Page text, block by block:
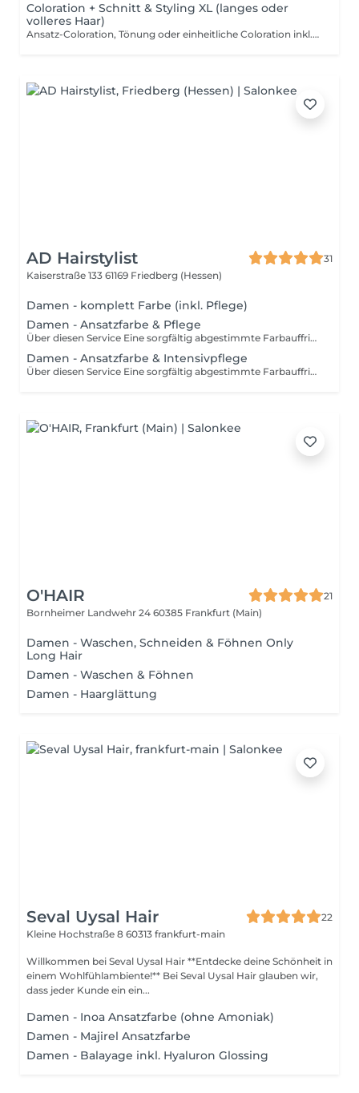
Coloration + Schnitt & Styling XL (langes oder
volleres Haar)
Ansatz-Coloration, Tönung oder einheitliche Coloration inkl. Schnitt und Föhnen – geeignet für längeres oder volleres Haar. Ideal zur Ansatzbehandlung, Farbauffrischung oder Grauhaarabdeckung. Möchtest du zusätzlich deine Längen und Spitzen auffrischen, empfehlen wir dir, ein Glossing dazuzubuchen, um mehr Glanz und Frische ins Haar zu bringen. Wichtig: Dieses Paket beinhaltet keine Strähnen, Highlights oder Balayage. Solltest du heller werden oder mehr Dimension im Haar wünschen, buche bitte eine entsprechende Strähnen- oder Balayage-Behandlung. Eine gleichmäßige Hellerfärbung ohne Strähnen ist nur in Ausnahmefällen möglich und erfordert eine vorherige Rücksprache mit unserem Team (nur bei unbehandeltem Naturhaar). Der Preis kann je nach Materialverbrauch und individuellem Aufwand variieren (z. B. bei längeren Ansätzen oder höherem Farbbedarf), damit wir dein Ergebnis in gewohnter Qualität umsetzen können. Bitte beachte: Sollte sich vor Ort herausstellen, dass dein Haar besonders lang oder sehr aufwendig ist, wird das entsprechend passende, nächstgrößere Paket (XXL) berechnet.
AD Hairstylist
31
Kaiserstraße 133 61169 Friedberg (Hessen)
Damen - komplett Farbe (inkl. Pflege)
Damen - Ansatzfarbe & Pflege
Über diesen Service Eine sorgfältig abgestimmte Farbauffrischung, die nur den Haaransatz bedeckt. Abgesehen von der Wiederherstellung des vollständigen Looks hilft dir diese Technik, das unangenehme rauswachsen der Farbe zu vermeiden. Stelle deinen Farbton mit einer perfekten Ansatzfarbe wieder her. Gut zu Wissen Nach einer Coloration braucht dein Haar eine passende Pflege. Für langen Erhalt deiner Farbe lohnen sich besonders im Sommer Shampoos oder spezielle Pflegeprodukte mit Sonnenfilter.
Damen - Ansatzfarbe & Intensivpflege
Über diesen Service Eine sorgfältig abgestimmte Farbauffrischung, die nur den Haaransatz bedeckt. Abgesehen von der Wiederherstellung des vollständigen Looks hilft dir diese Technik, das unangenehme rauswachsen der Farbe zu vermeiden. Stelle deinen Farbton mit einer perfekten Ansatzfarbe wieder her. Gut zu Wissen Nach einer Coloration braucht dein Haar eine passende Pflege. Für langen Erhalt deiner Farbe lohnen sich besonders im Sommer Shampoos oder spezielle Pflegeprodukte mit Sonnenfilter.
O'HAIR
21
Bornheimer Landwehr 24 60385 Frankfurt (Main)
Damen - Waschen, Schneiden & Föhnen Only
Long Hair
Damen - Waschen & Föhnen
Damen - Haarglättung
Seval Uysal Hair
22
Kleine Hochstraße 8 60313 frankfurt-main
Willkommen bei Seval Uysal Hair **Entdecke deine Schönheit in
einem Wohlfühlambiente!** Bei Seval Uysal Hair glauben wir,
dass jeder Kunde ein ein...
Damen - Inoa Ansatzfarbe (ohne Amoniak)
Damen - Majirel Ansatzfarbe
Damen - Balayage inkl. Hyaluron Glossing